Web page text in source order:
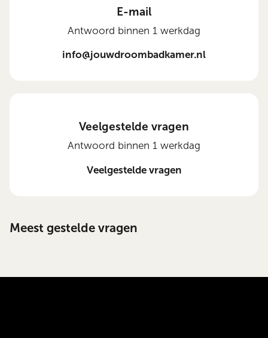
E-mail
Antwoord binnen 1 werkdag
info@jouwdroombadkamer.nl
Veelgestelde vragen
Antwoord binnen 1 werkdag
Veelgestelde vragen
Meest gestelde vragen